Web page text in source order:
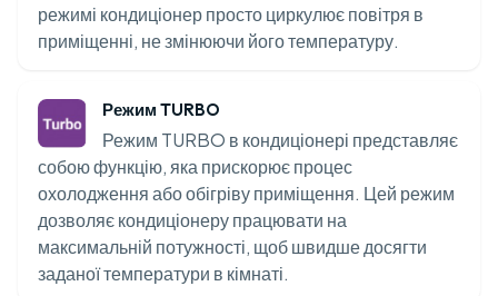
режимі кондиціонер просто циркулює повітря в
приміщенні, не змінюючи його температуру.
Режим TURBO
Режим TURBO в кондиціонері представляє
собою функцію, яка прискорює процес
охолодження або обігріву приміщення. Цей режим
дозволяє кондиціонеру працювати на
максимальній потужності, щоб швидше досягти
заданої температури в кімнаті.